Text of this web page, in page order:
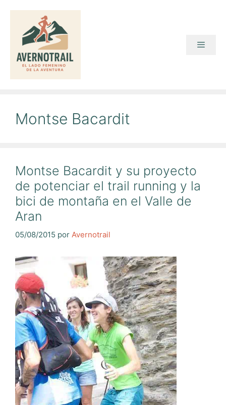
contenido
Montse Bacardit
Montse Bacardit y su proyecto
de potenciar el trail running y la
bici de montaña en el Valle de
Aran
05/08/2015 por Avernotrail